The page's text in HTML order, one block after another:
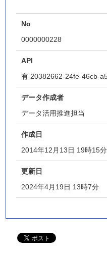
No
0000000228
API
有 20382662-24fe-46cb-
データ作成者
データ活用推進担当
作成日
2014年12月13日 19時15分
更新日
2024年4月19日 13時7分